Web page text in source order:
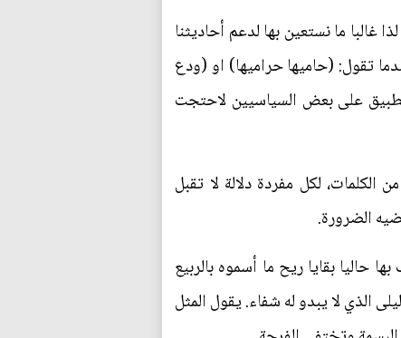
ما نستعين بها لدعم أحاديثنا
تقول: (حاميها حراميها) او (ودع
على بعض السياسيين لاحتجت
الكلمات، لكل مفردة دلالة لا تقبل
الضرورة.
حاليا بقايا ريح ما أسموه بالربيع
الذي لا يبدو له شفاء. يقول المثل